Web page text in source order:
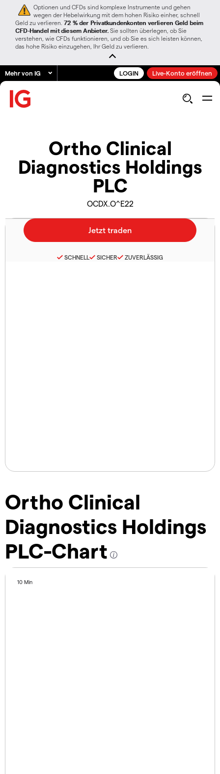
Optionen und CFDs sind komplexe Instrumente und gehen
wegen der Hebelwirkung mit dem hohen Risiko einher, schnell
Geld zu verlieren. 72 % der Privatkundenkonten verlieren Geld beim
CFD-Handel mit diesem Anbieter. Sie sollten überlegen, ob Sie
verstehen, wie CFDs funktionieren, und ob Sie es sich leisten können,
das hohe Risiko einzugehen, Ihr Geld zu verlieren.
Mehr von IG LOGIN Live-Konto eröffnen
Ortho Clinical
Diagnostics Holdings
PLC
OCDX.O^E22
Ortho Clinical
Diagnostics Holdings
PLC-Chart
10 Min
SCHNELL SICHER ZUVERLÄSSIG